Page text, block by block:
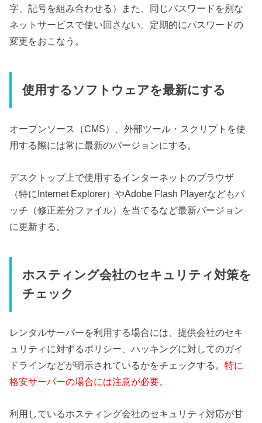
字、記号を組み合わせる）また、同じパスワードを別な
ネットサービスで使い回さない。定期的にパスワードの
変更をおこなう。
使用するソフトウェアを最新にする
オープンソース（CMS）、外部ツール・スクリプトを使
用する際には常に最新のバージョンにする。
デスクトップ上で使用するインターネットのブラウザ
（特にInternet Explorer）やAdobe Flash Playerなどもパ
ッチ（修正差分ファイル）を当てるなど最新バージョン
に更新する。
ホスティング会社のセキュリティ対策を
チェック
レンタルサーバーを利用する場合には、提供会社のセキ
ュリティに対するポリシー、ハッキングに対してのガイ
ドラインなどが明示されているかをチェックする。特に
格安サーバーの場合には注意が必要。
利用しているホスティング会社のセキュリティ対応が甘